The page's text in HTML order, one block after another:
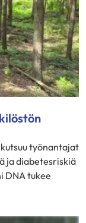
työnantajat
ja diabetesriskiä
DNA tukee